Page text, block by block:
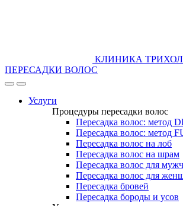
КЛИНИКА
ПЕРЕСАДКИ ВОЛОС
Услуги
Процедуры пересадки волос
Пересадка волос: метод
Пересадка волос: метод
Пересадка волос на лоб
Пересадка волос на шрам
Пересадка волос для
Пересадка волос для
Пересадка бровей
Пересадка бороды и усов